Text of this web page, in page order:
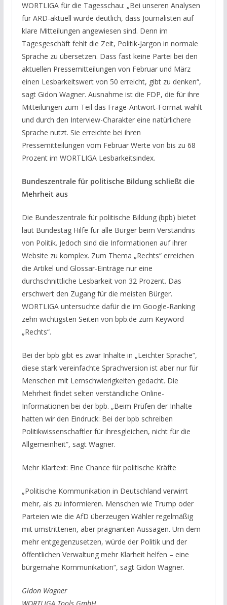
WORTLIGA für die Tagesschau: „Bei unseren Analysen
für ARD-aktuell wurde deutlich, dass Journalisten auf
klare Mitteilungen angewiesen sind. Denn im
Tagesgeschäft fehlt die Zeit, Politik-Jargon in normale
Sprache zu übersetzen. Dass fast keine Partei bei den
aktuellen Pressemitteilungen von Februar und März
einen Lesbarkeitswert von 50 erreicht, gibt zu denken“,
sagt Gidon Wagner. Ausnahme ist die FDP, die für ihre
Mitteilungen zum Teil das Frage-Antwort-Format wählt
und durch den Interview-Charakter eine natürlichere
Sprache nutzt. Sie erreichte bei ihren
Pressemitteilungen vom Februar Werte von bis zu 68
Prozent im WORTLIGA Lesbarkeitsindex.
Bundeszentrale für politische Bildung schließt die
Mehrheit aus
Die Bundeszentrale für politische Bildung (bpb) bietet
laut Bundestag Hilfe für alle Bürger beim Verständnis
von Politik. Jedoch sind die Informationen auf ihrer
Website zu komplex. Zum Thema „Rechts“ erreichen
die Artikel und Glossar-Einträge nur eine
durchschnittliche Lesbarkeit von 32 Prozent. Das
erschwert den Zugang für die meisten Bürger.
WORTLIGA untersuchte dafür die im Google-Ranking
zehn wichtigsten Seiten von bpb.de zum Keyword
„Rechts“.
Bei der bpb gibt es zwar Inhalte in „Leichter Sprache“,
diese stark vereinfachte Sprachversion ist aber nur für
Menschen mit Lernschwierigkeiten gedacht. Die
Mehrheit findet selten verständliche Online-
Informationen bei der bpb. „Beim Prüfen der Inhalte
hatten wir den Eindruck: Bei der bpb schreiben
Politikwissenschaftler für ihresgleichen, nicht für die
Allgemeinheit“, sagt Wagner.
Mehr Klartext: Eine Chance für politische Kräfte
„Politische Kommunikation in Deutschland verwirrt
mehr, als zu informieren. Menschen wie Trump oder
Parteien wie die AfD überzeugen Wähler regelmäßig
mit umstrittenen, aber prägnanten Aussagen. Um dem
mehr entgegenzusetzen, würde der Politik und der
öffentlichen Verwaltung mehr Klarheit helfen – eine
bürgernahe Kommunikation“, sagt Gidon Wagner.
Gidon Wagner